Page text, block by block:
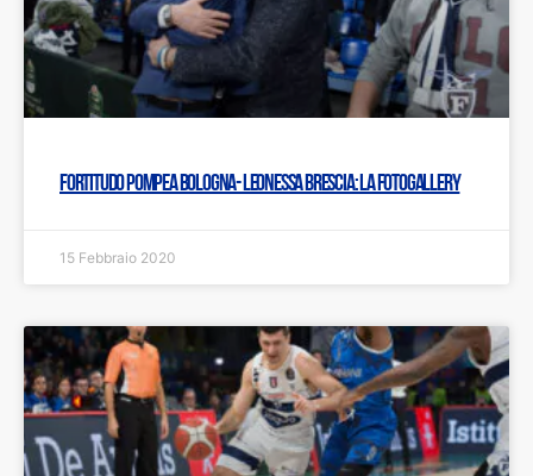
Fortitudo Pompea Bologna- Leonessa Brescia: LA FOTOGALLERY
15 Febbraio 2020